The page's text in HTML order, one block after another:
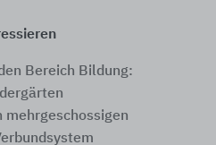
Bereich Bildung:
mehrgeschossigen